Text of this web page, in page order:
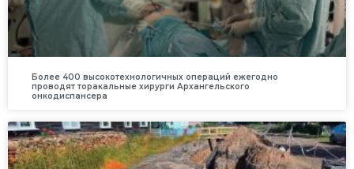
Более 400 высокотехнологичных операций ежегодно
проводят торакальные хирурги Архангельского
онкодиспансера